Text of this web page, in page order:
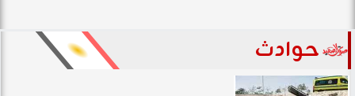
حوادث